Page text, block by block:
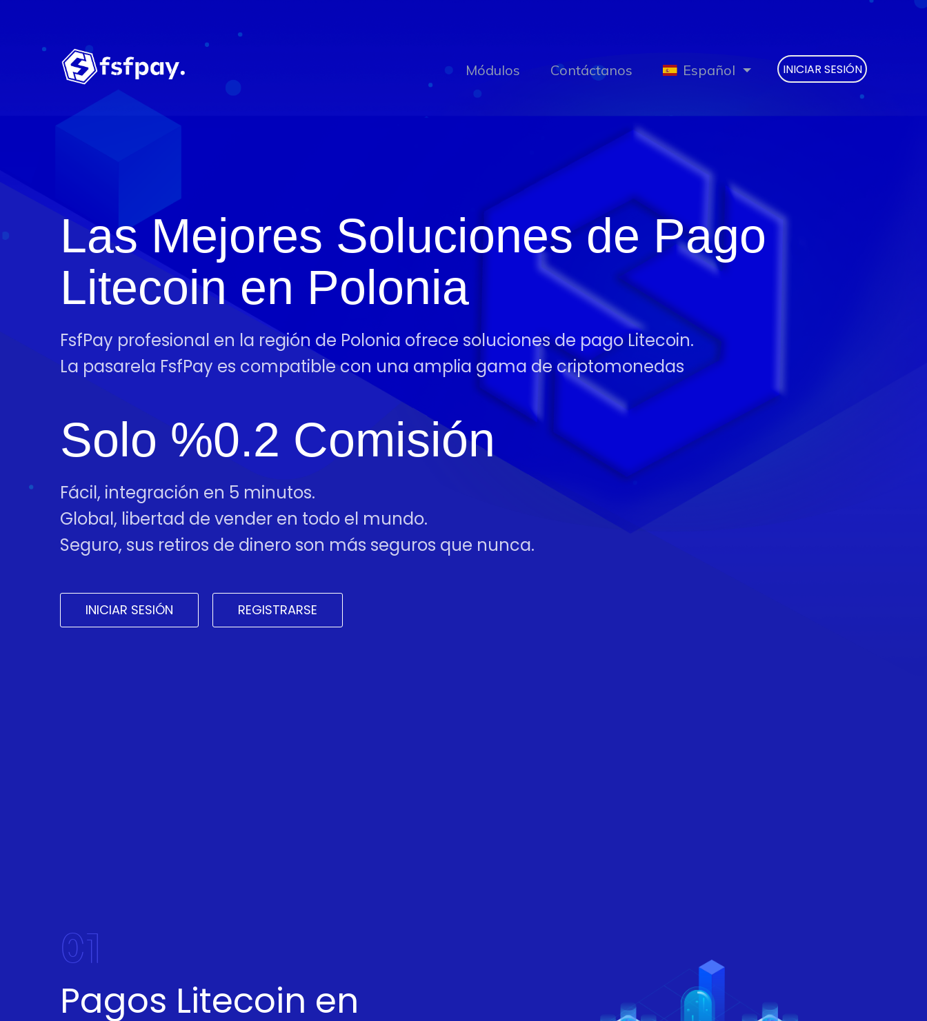
INICIAR SESIÓN
Módulos Contáctanos Español
Las Mejores Soluciones de Pago
Litecoin en Polonia
FsfPay profesional en la región de Polonia ofrece soluciones de pago Litecoin.
La pasarela FsfPay es compatible con una amplia gama de criptomonedas
Solo %0.2 Comisión
Fácil, integración en 5 minutos.
Global, libertad de vender en todo el mundo.
Seguro, sus retiros de dinero son más seguros que nunca.
INICIAR SESIÓN REGISTRARSE
01
Pagos Litecoin en